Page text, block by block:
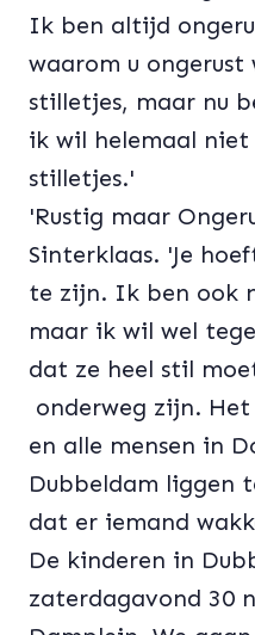
Ik ben altijd
waarom u
stilletjes, maar nu
ik wil helemaal
stilletjes.'
'Rustig maar
Sinterklaas. 'Je
te zijn. Ik ben ook
maar ik wil wel
dat ze heel stil
onderweg zijn.
en alle mensen in
Dubbeldam liggen
dat er iemand
De kinderen in
zaterdagavond 30